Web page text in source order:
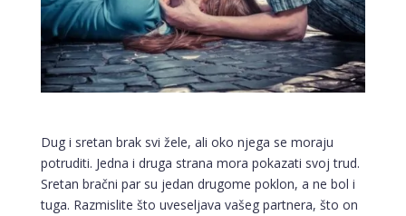
Dug i sretan brak svi žele, ali oko njega se moraju
potruditi. Jedna i druga strana mora pokazati svoj trud.
Sretan bračni par su jedan drugome poklon, a ne bol i
tuga. Razmislite što uveseljava vašeg partnera, što on